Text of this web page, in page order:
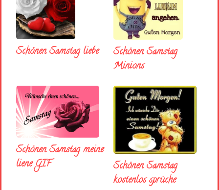
Schönen Samstag liebe
Schönen Samstag
Minions
Schönen Samstag meine
liene GIF
Schönen Samstag
kostenlos sprüche